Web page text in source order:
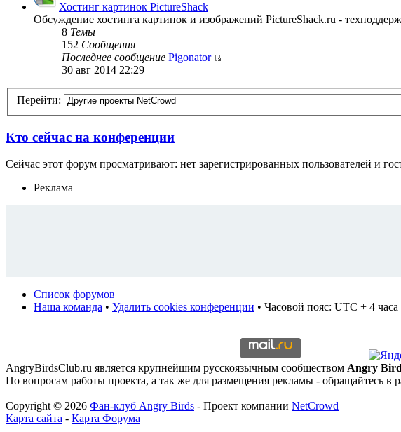
Хостинг картинок PictureShack
Обсуждение хостинга картинок и изображений PictureShack.ru -
8 Темы
152 Сообщения
Последнее сообщение Pigonator
30 авг 2014 22:29
Перейти:
Кто сейчас на конференции
Сейчас этот форум просматривают: нет зарегистрированных пользователей и
Реклама
Список форумов
Наша команда • Удалить cookies конференции • Часовой пояс: UTC + 4 часа
AngryBirdsClub.ru является крупнейшим русскоязычным сообществом Angry
По вопросам работы проекта, а так же для размещения рекламы - обращайтесь в
Copyright © 2026 Фан-клуб Angry Birds - Проект компании NetCrowd
Карта сайта - Карта Форума